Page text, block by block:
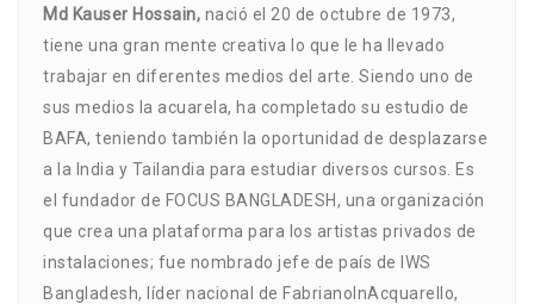
Md Kauser Hossain, nació el 20 de octubre de 1973,
tiene una gran mente creativa lo que le ha llevado
trabajar en diferentes medios del arte. Siendo uno de
sus medios la acuarela, ha completado su estudio de
BAFA, teniendo también la oportunidad de desplazarse
a la India y Tailandia para estudiar diversos cursos. Es
el fundador de FOCUS BANGLADESH, una organización
que crea una plataforma para los artistas privados de
instalaciones; fue nombrado jefe de país de IWS
Bangladesh, líder nacional de FabrianoInAcquarello,